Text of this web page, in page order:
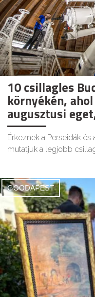
10 csillagles
környékén,
augusztusi
Érkeznek a Perseidák
mutatjuk a legjobb
GOODAPEST